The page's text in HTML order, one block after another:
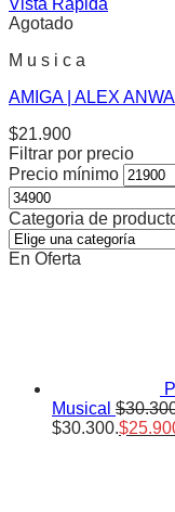
Vista Rápida
Agotado
M u s i c a
AMIGA | ALEX
$21.900
Filtrar por precio
Precio mínimo
Categoria de
En Oferta
Musical $
$30.300.$